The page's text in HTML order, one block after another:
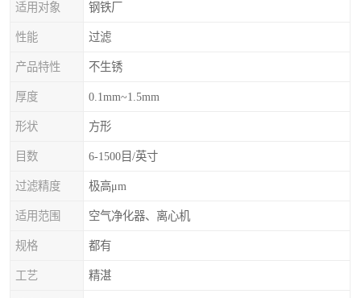
适用对象 钢铁厂
性能 过滤
产品特性 不生锈
厚度 0.1mm~1.5mm
形状 方形
目数 6-1500目/英寸
过滤精度 极高μm
适用范围 空气净化器、离心机
规格 都有
工艺 精湛